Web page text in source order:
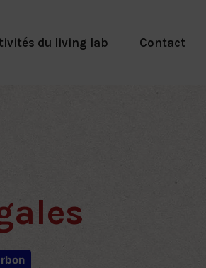
du living lab Contact